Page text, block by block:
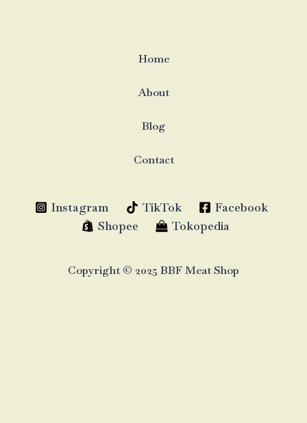
Home
About
Blog
Contact
Instagram TikTok
Facebook
Shopee
Tokopedia
Copyright © 2025 BBF Meat Shop